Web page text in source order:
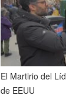
El Martirio del
de EEUU